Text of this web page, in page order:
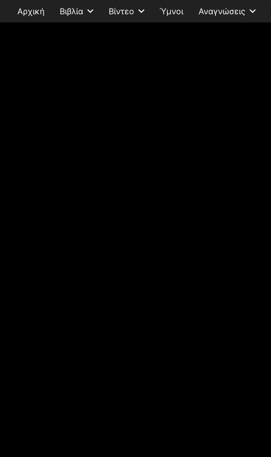
Αρχική Βιβλία Βίντεο Ύμνοι Αναγνώσεις